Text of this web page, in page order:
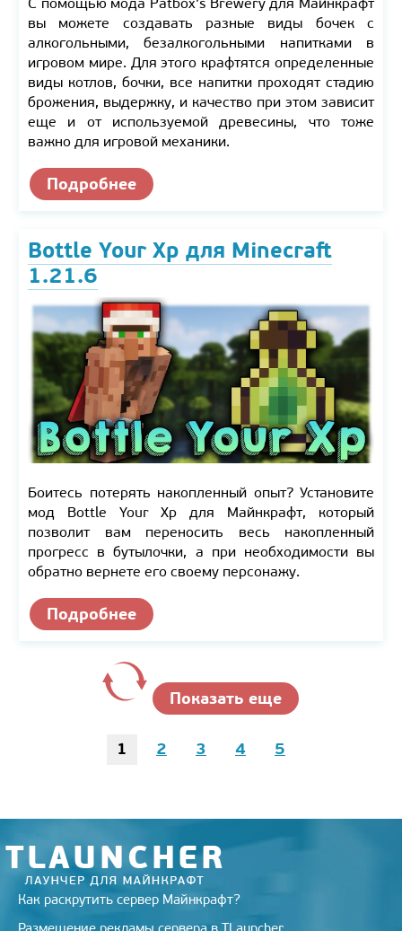
вы можете создавать разные виды бочек с
алкогольными, безалкогольными напитками в
игровом мире. Для этого крафтятся определенные
виды котлов, бочки, все напитки проходят стадию
брожения, выдержку, и качество при этом зависит
еще и от используемой древесины, что тоже
важно для игровой механики.
Подробнее
Bottle Your Xp для Minecraft
1.21.6
Боитесь потерять накопленный опыт? Установите
мод Bottle Your Xp для Майнкрафт, который
позволит вам переносить весь накопленный
прогресс в бутылочки, а при необходимости вы
обратно вернете его своему персонажу.
Подробнее
Показать еще
1 2 3 4 5
Как раскрутить сервер Майнкрафт?